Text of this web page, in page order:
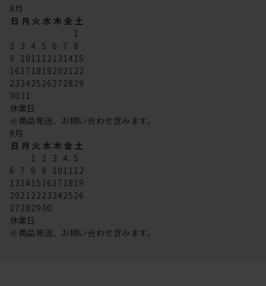
8 月
日 月 火 水 木 金 土
1
2 3 4 5 6 7 8
9
10 11 12 13 14 15
16 17 18 192021 22
23242526272829
3031
休業日
※商品発送、お問い合わせ含みます。
9 月
日 月 火 水 木 金 土
1
2 3 4 5
6 7 8 9 10 11 12
13 14 15 16 17 18 19
2021 2223242526
27282930
休業日
※商品発送、お問い合わせ含みます。